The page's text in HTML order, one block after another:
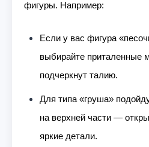
фигуры. Например:
Если у вас фигура
выбирайте приталенные
подчеркнут талию.
Для типа «груша»
на верхней части —
яркие детали.